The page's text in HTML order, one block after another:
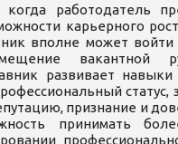
работодатель
карьерного
вполне может
вакантной
развивает навыки
статус,
признание и
принимать